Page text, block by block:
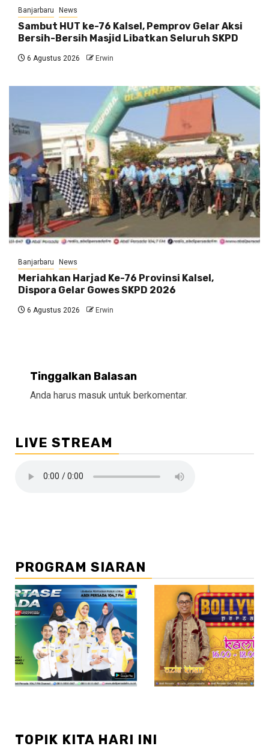
Banjarbaru News
Sambut HUT ke-76 Kalsel, Pemprov Gelar Aksi
Bersih-Bersih Masjid Libatkan Seluruh SKPD
6 Agustus 2026 Erwin
Banjarbaru News
Meriahkan Harjad Ke-76 Provinsi Kalsel,
Dispora Gelar Gowes SKPD 2026
6 Agustus 2026 Erwin
Tinggalkan Balasan
Anda harus masuk untuk berkomentar.
LIVE STREAM
PROGRAM SIARAN
//2
TOPIK KITA HARI INI